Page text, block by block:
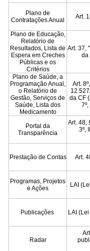
Plano de
Contratações Anual
Art.
Plano de Educação,
Relatório de
Resultados, Lista de
Espera em Creches
Públicas e os
Critérios
Art. 37,
da
Plano de Saúde, a
Programação Anual,
o Relatório de
Gestão, Serviços de
Saúde, Lista dos
Medicamento
Art.
da CF
Portal da
Transparência
Art. 48,
3º,
Prestação de Contas Art.
Programas, Projetos
e Ações
LAI
Publicações LAI (Lei
Radar